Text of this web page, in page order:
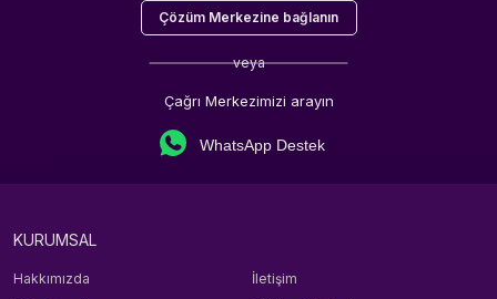
Çözüm Merkezine bağlanın
veya
Çağrı Merkezimizi arayın
WhatsApp Destek
KURUMSAL
Hakkımızda
İletişim